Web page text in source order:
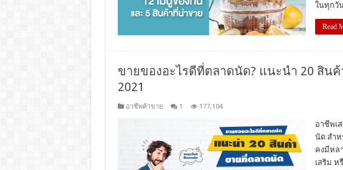
ในทุกวั
Read
ขายของอะไรดีที่ตลาดนัด? แนะนำ 20 สิน
2021
อาชีพค้าขาย 1 177,104
อาชีพเ
นัด สำ
คงมีหล
เสริม ห